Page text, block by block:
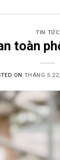
TIN TỨC
toàn
ON THÁNG 5